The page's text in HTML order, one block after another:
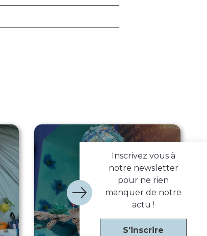
Inscrivez vous à
notre newsletter
pour ne rien
manquer de notre
actu !
S'inscrire